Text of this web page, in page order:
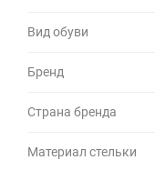
Вид обуви
Бренд
Страна бренда
Материал стельки